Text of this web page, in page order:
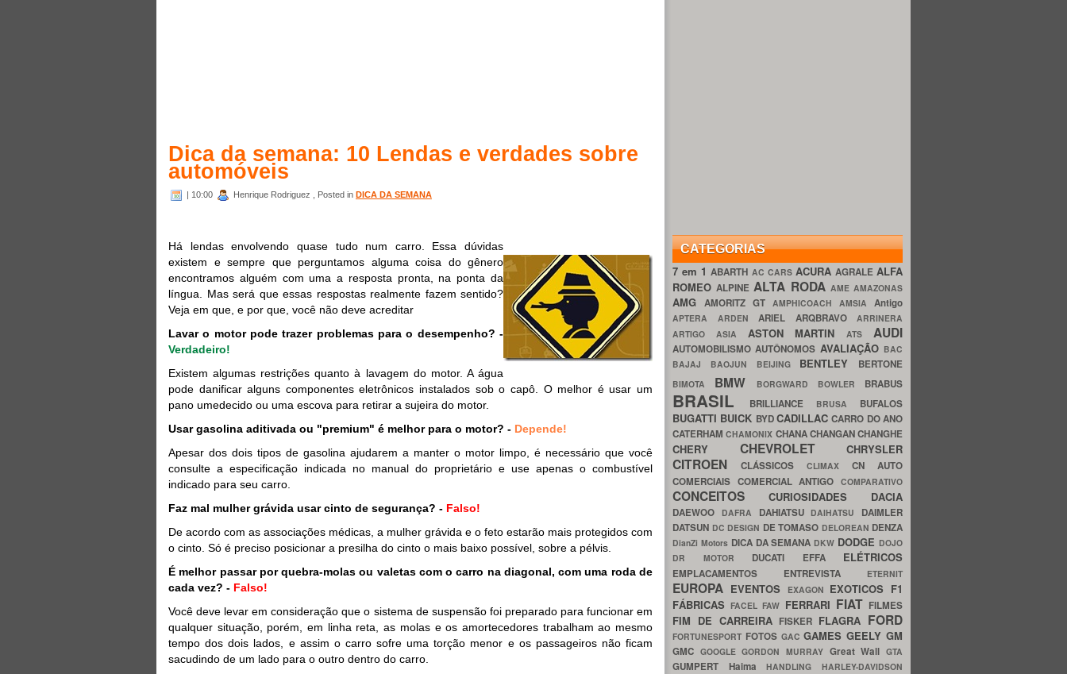
Dica da semana: 10 Lendas e verdades sobre
automóveis
| 10:00 Henrique Rodriguez , Posted in DICA DA SEMANA
Há lendas envolvendo quase tudo num carro. Essa dúvidas
existem e sempre que perguntamos alguma coisa do gênero
encontramos alguém com uma a resposta pronta, na ponta da
língua. Mas será que essas respostas realmente fazem sentido?
Veja em que, e por que, você não deve acreditar
Lavar o motor pode trazer problemas para o desempenho? -
Verdadeiro!
Existem algumas restrições quanto à lavagem do motor. A água
pode danificar alguns componentes eletrônicos instalados sob o capô. O melhor é usar um
pano umedecido ou uma escova para retirar a sujeira do motor.
Usar gasolina aditivada ou "premium" é melhor para o motor? - Depende!
Apesar dos dois tipos de gasolina ajudarem a manter o motor limpo, é necessário que você
consulte a especificação indicada no manual do proprietário e use apenas o combustível
indicado para seu carro.
Faz mal mulher grávida usar cinto de segurança? - Falso!
De acordo com as associações médicas, a mulher grávida e o feto estarão mais protegidos com
o cinto. Só é preciso posicionar a presilha do cinto o mais baixo possível, sobre a pélvis.
É melhor passar por quebra-molas ou valetas com o carro na diagonal, com uma roda de
cada vez? - Falso!
Você deve levar em consideração que o sistema de suspensão foi preparado para funcionar em
qualquer situação, porém, em linha reta, as molas e os amortecedores trabalham ao mesmo
tempo dos dois lados, e assim o carro sofre uma torção menor e os passageiros não ficam
sacudindo de um lado para o outro dentro do carro.
CATEGORIAS
7 em 1ABARTH AC CARS ACURA AGRALE ALFA
ROMEOALPINEALTA RODA AME AMAZONAS
AMG AMORITZ GT AMPHICOACH AMSIA Antigo
APTERA ARDEN ARIEL ARQBRAVO ARRINERA
ARTIGO ASIA ASTON MARTINATS AUDI
AUTOMOBILISMOAUTÔNOMOS AVALIAÇÃO BAC
BAJAJ BAOJUN BEIJING BENTLEY BERTONE
BIMOTA BMW BORGWARD BOWLER BRABUS
BRASIL BRILLIANCE BRUSA BUFALOS
BUGATTI BUICK BYDCADILLACCARRO DO ANO
CATERHAMCHAMONIX CHANACHANGANCHANGHE
CHERY CHEVROLET CHRYSLER
CITROEN CLÁSSICOS CLIMAX CN AUTO
COMERCIAIS COMERCIAL ANTIGOCOMPARATIVO
CONCEITOS CURIOSIDADES DACIA
DAEWOO DAFRA DAHIATSU DAIHATSU DAIMLER
DATSUN DC DESIGN DE TOMASO DELOREAN DENZA
DianZi Motors DICA DA SEMANA DKW DODGE DOJO
DR MOTOR DUCATI EFFA ELÉTRICOS
EMPLACAMENTOS ENTREVISTA ETERNIT
EUROPA EVENTOS EXAGON EXOTICOS F1
FÁBRICASFACELFAW FERRARI FIAT FILMES
FIM DE CARREIRA FISKER FLAGRA FORD
FORTUNESPORT FOTOS GACGAMESGEELYGM
GMC GOOGLEGORDON MURRAY Great WallGTA
GUMPERT HaimaHANDLINGHARLEY-DAVIDSON